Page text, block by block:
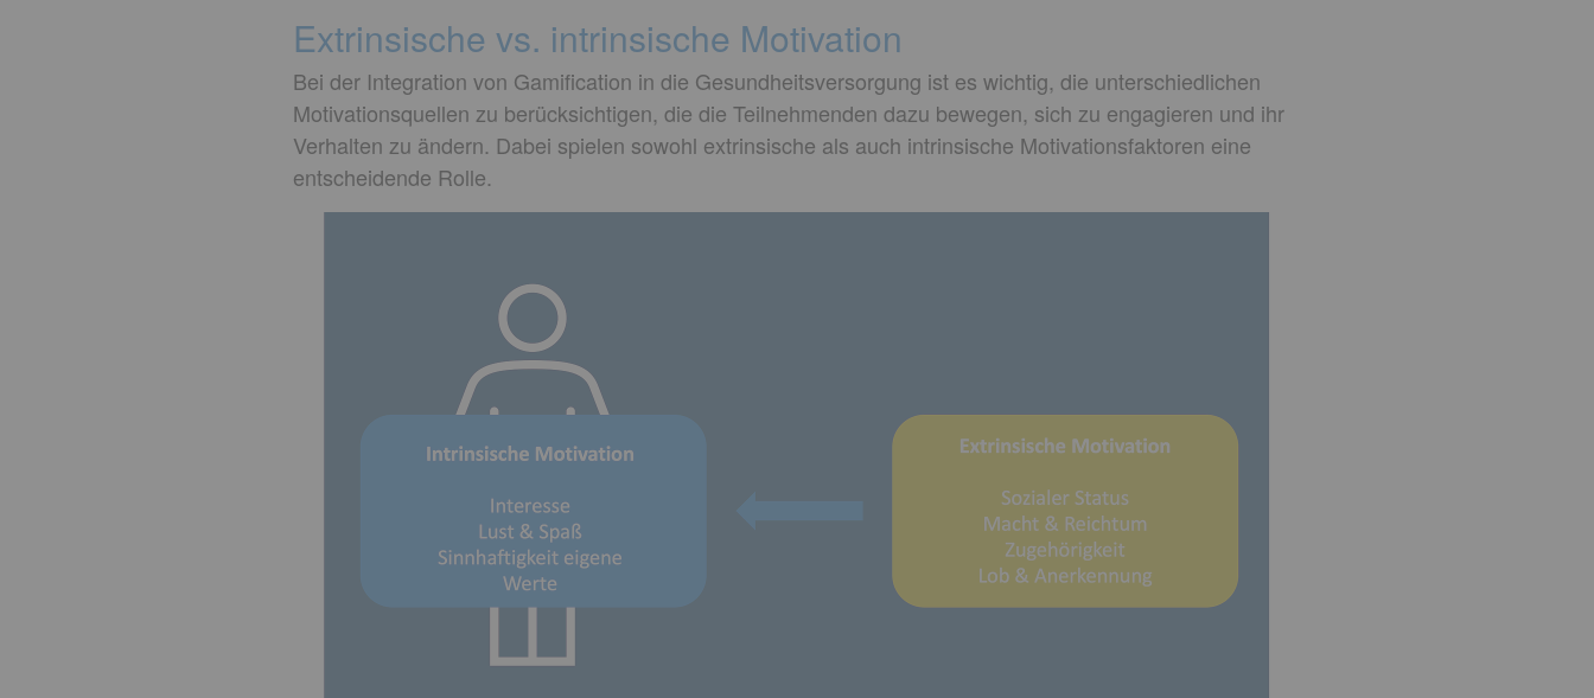
Extrinsische vs. intrinsische Motivation
Bei der Integration von Gamification in die Gesundheitsversorgung ist es wichtig, die unterschiedlichen
Motivationsquellen zu berücksichtigen, die die Teilnehmenden dazu bewegen, sich zu engagieren und ihr
Verhalten zu ändern. Dabei spielen sowohl extrinsische als auch intrinsische Motivationsfaktoren eine
entscheidende Rolle.